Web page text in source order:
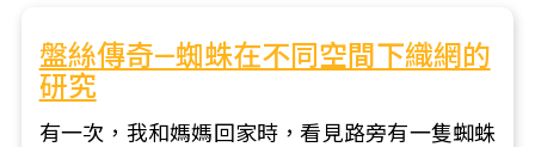
盤絲傳奇—蜘蛛在不同空間下織網的
研究
有一次，我和媽媽回家時，看見路旁有一隻蜘蛛